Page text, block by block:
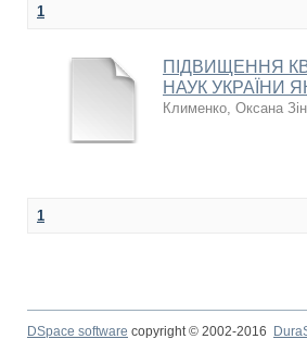
1
ПІДВИЩЕННЯ
НАУК УКРАЇНИ
Клименко, Оксана
1
DSpace software copyright © 2002-2016